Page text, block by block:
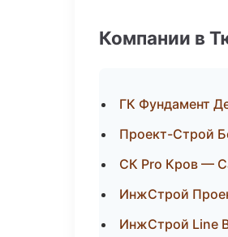
Компании в
ГК Фундамент
Проект-Строй
СК Pro Кров —
ИнжСтрой
ИнжСтрой Line